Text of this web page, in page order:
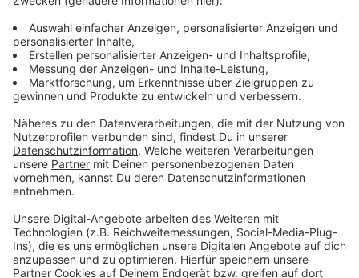
möglich.
Eintragen kann man sich auf dem Portal per
Smartphone oder Computer, indem man einen Ausweis
mit Online-Funktion verwendet. Von den inzwischen
mehr als 280.100 Erklärungen gingen fast 194.800
über diesen Weg ein, wie es weiter hieß. Seit dem
dritten Quartal 2024 geht es grundsätzlich auch über
Apps von Krankenkassen, wofür eine digitale Identität
("GesundheitsID") von der Kasse benötigt wird.
Darüber gingen inzwischen mehr als 85.300
Erklärungen ein.
Der Grünen-Gesundheitspolitiker Armin Grau hatte in
der "Ärzte Zeitung", die am Wochenende über den